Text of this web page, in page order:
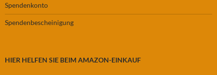
Spendenkonto
Spendenbescheinigung
HIER HELFEN SIE BEIM AMAZON-EINKAUF